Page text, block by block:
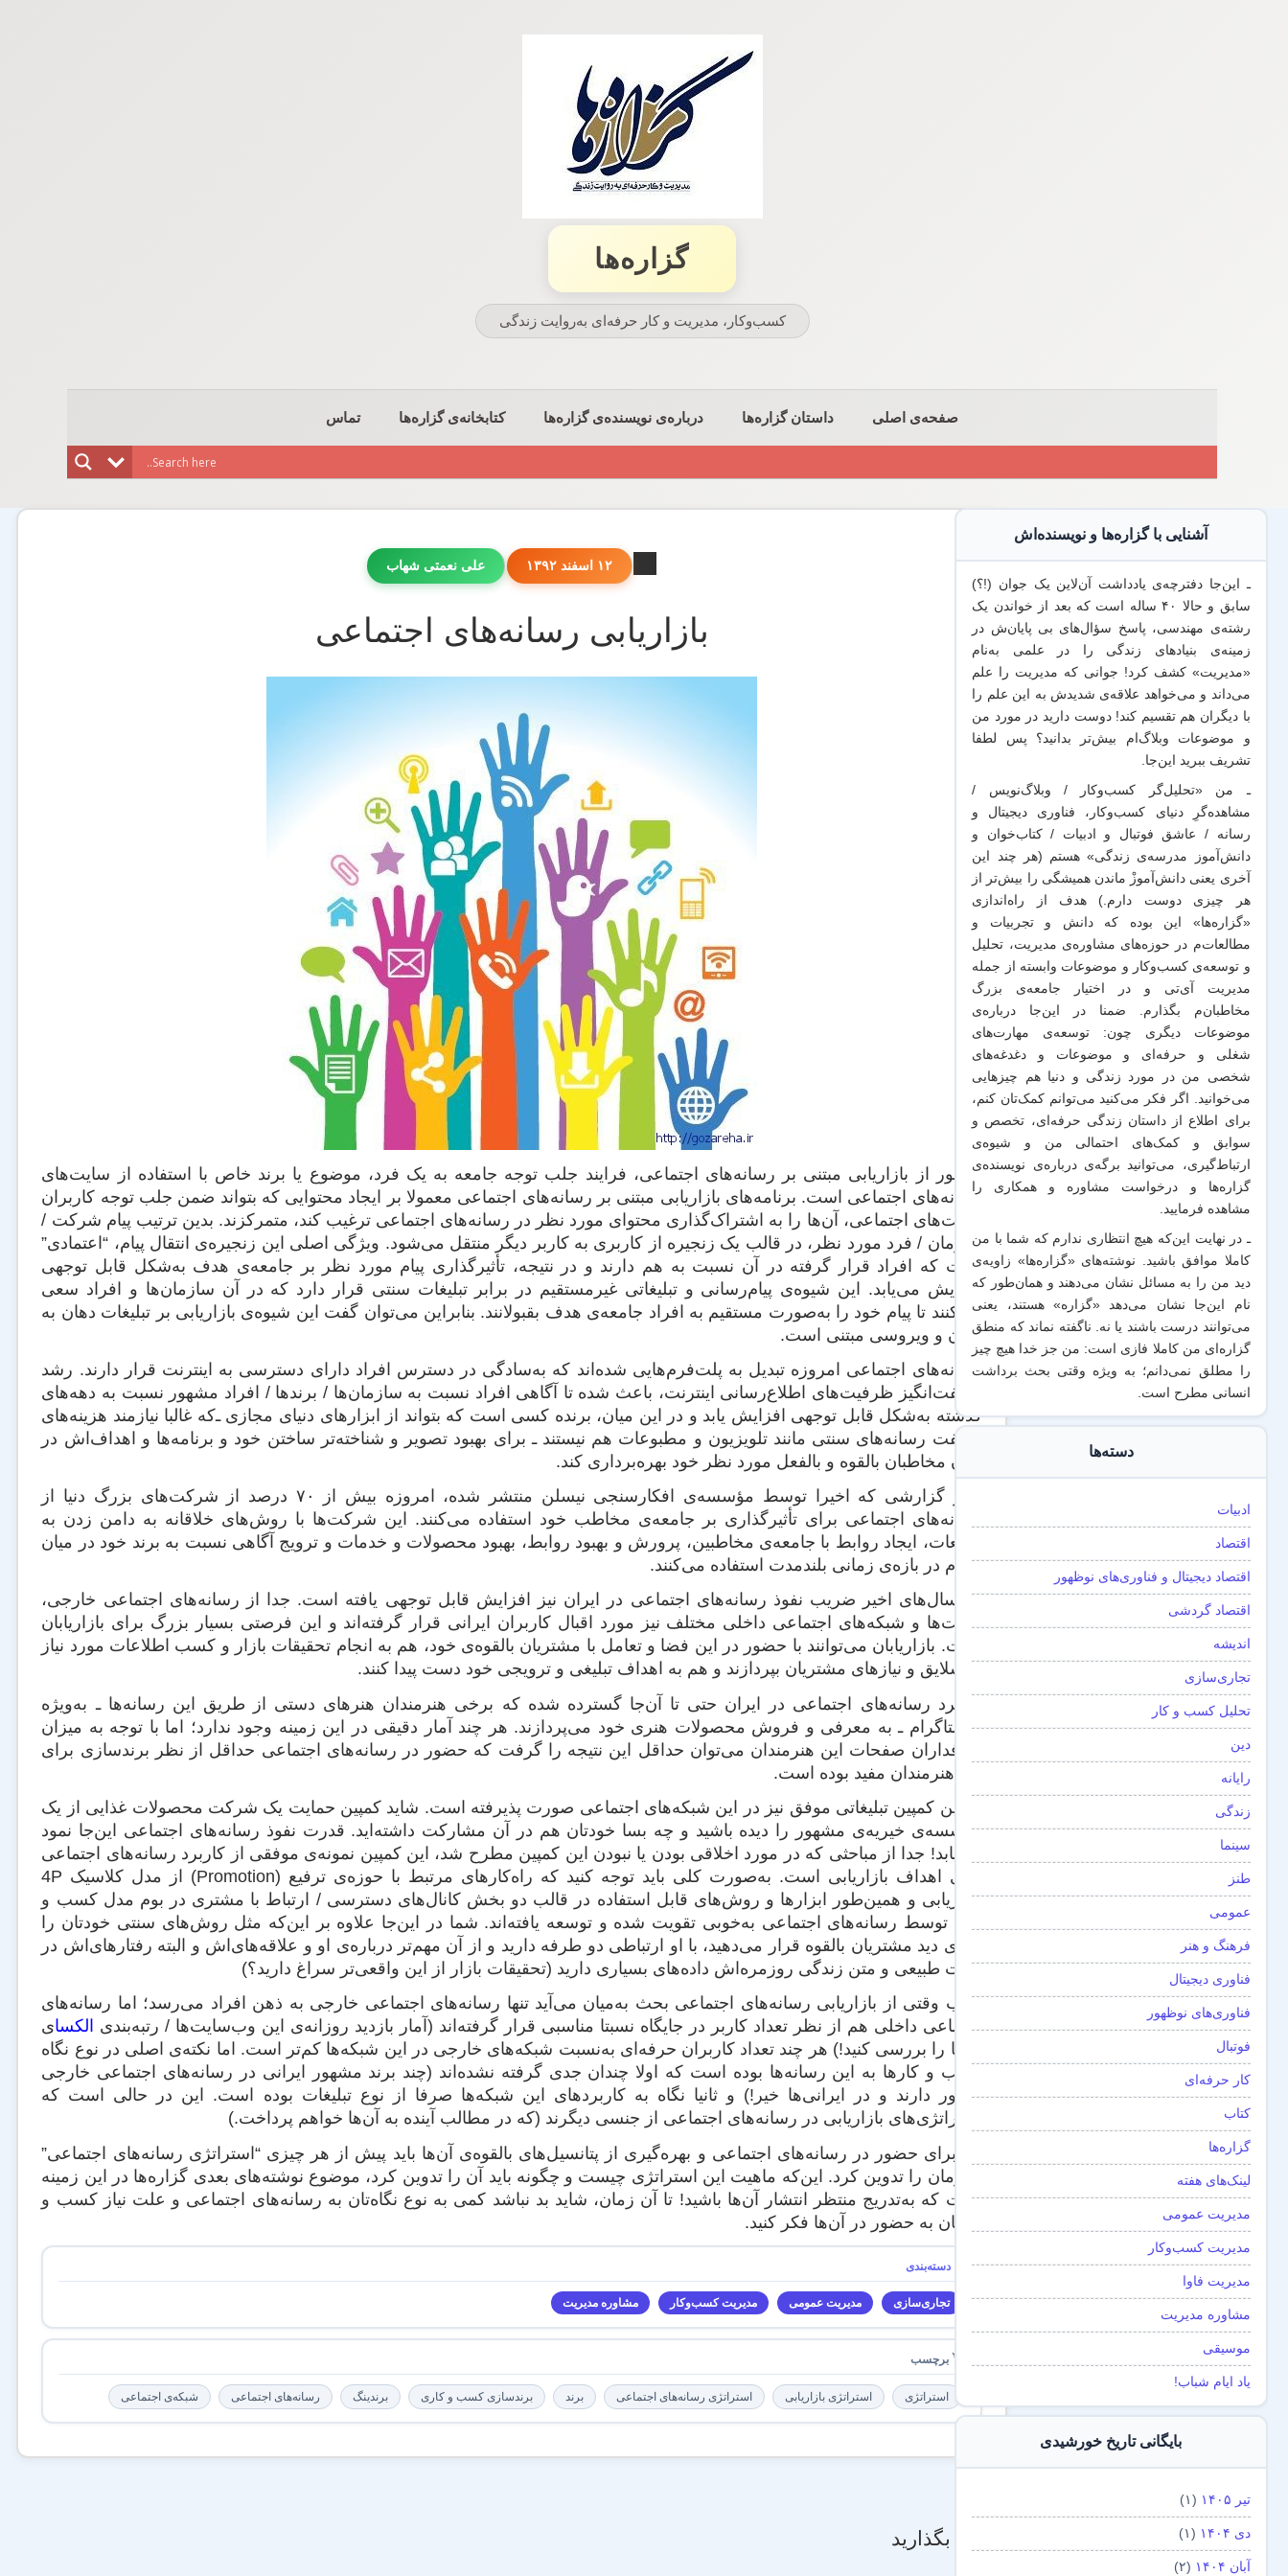
گزاره‌ها
کسب‌وکار، مدیریت و كار حرفه‌ای به‌روایت زندگی
صفحه‌ی اصلی داستان گزاره‌ها درباره‌ی نویسنده‌ی گزاره‌ها کتابخانه‌ی گزاره‌ها تماس
۱۲ اسفند ۱۳۹۲ علی نعمتی شهاب
بازاریابی رسانه‌های اجتماعی
منظور از بازاریابی مبتنی بر رسانه‌های اجتماعی، فرایند جلب توجه جامعه به یک فرد، موضوع یا برند خاص با استفاده از سایت‌های
رسانه‌های اجتماعی است. برنامه‌های بازاریابی مبتنی بر رسانه‌های اجتماعی معمولا بر ایجاد محتوایی که بتواند ضمن جلب توجه کاربران
سایت‌های اجتماعی، آن‌ها را به اشتراک‌گذاری محتوای مورد نظر در رسانه‌های اجتماعی ترغیب کند، متمرکزند. بدین ترتیب پیام شرکت /
سازمان / فرد مورد نظر، در قالب یک زنجیره‌ از کاربری به کاربر دیگر منتقل می‌شود. ویژگی اصلی این زنجیره‌ی انتقال پیام، “اعتمادی”
است که افراد قرار گرفته در آن نسبت به هم دارند و در نتیجه، تأثیرگذاری پیام مورد نظر بر جامعه‌ی هدف به‌شکل قابل توجهی
افزایش می‌یابد. این شیوه‌ی پیام‌رسانی و تبلیغاتی غیرمستقیم در برابر تبلیغات سنتی قرار دارد که در آن سازمان‌ها و افراد سعی
می‌کنند تا پیام خود را به‌صورت مستقیم به افراد جامعه‌ی هدف بقبولانند. بنابراین می‌توان گفت این شیوه‌ی بازاریابی بر تبلیغات دهان به
دهان و ویروسی مبتنی است.
رسانه‌های اجتماعی امروزه تبدیل به پلت‌فرم‌هایی شده‌اند که به‌سادگی در دسترس افراد دارای دسترسی به اینترنت قرار دارند. رشد
شگفت‌انگیز ظرفیت‌های اطلاع‌رسانی اینترنت، باعث شده تا آگاهی افراد نسبت به سازمان‌ها / برندها / افراد مشهور نسبت به دهه‌های
گذشته به‌شکل قابل توجهی افزایش یابد و در این میان، برنده کسی است که بتواند از ابزارهای دنیای مجازی ـ‌که غالبا نیازمند هزینه‌های
هنگفت رسانه‌های سنتی مانند تلویزیون و مطبوعات هم نیستند ـ برای بهبود تصویر و شناخته‌تر ساختن خود و برنامه‌ها و اهداف‌اش در
میان مخاطبان بالقوه و بالفعل مورد نظر خود بهره‌برداری کند.
بنابر گزارشی که اخیرا توسط مؤسسه‌ی افکارسنجی نیسلن منتشر شده، امروزه بیش از ۷۰ درصد از شرکت‌های بزرگ دنیا از
رسانه‌های اجتماعی برای تأثیرگذاری بر جامعه‌‌ی مخاطب خود استفاده می‌کنند. این شرکت‌ها با روش‌های خلاقانه به دامن زدن به
شایعات، ایجاد روابط با جامعه‌ی مخاطبین، پرورش و بهبود روابط، بهبود محصولات و خدمات و ترویج آگاهی نسبت به برند خود در میان
مردم در بازه‌ی زمانی بلندمدت استفاده می‌کنند.
در سال‌های اخیر ضریب نفوذ رسانه‌های اجتماعی در ایران نیز افزایش قابل توجهی یافته است. جدا از رسانه‌های اجتماعی خارجی،
سایت‌ها و شبکه‌های اجتماعی داخلی مختلف نیز مورد اقبال کاربران ایرانی قرار گرفته‌اند و این فرصتی بسیار بزرگ برای بازاریابان
است. بازاریابان می‌توانند با حضور در این فضا و تعامل با مشتریان بالقوه‌ی خود، هم به انجام تحقیقات بازار و کسب اطلاعات مورد نیاز
از سلایق و نیازهای مشتریان بپردازند و هم به اهداف تبلیغی و ترویجی خود دست پیدا کنند.
کاربرد رسانه‌های اجتماعی در ایران حتی تا آن‌جا گسترده شده که برخی هنرمندان هنرهای دستی از طریق این رسانه‌ها ـ به‌ویژه
اینستاگرام ـ به معرفی و فروش محصولات هنری خود می‌پردازند. هر چند آمار دقیقی در این زمینه وجود ندارد؛ اما با توجه به میزان
طرفداران صفحات این هنرمندان می‌توان حداقل این نتیجه را گرفت که حضور در رسانه‌های اجتماعی حداقل از نظر برندسازی برای
این هنرمندان مفید بوده است.
چندین کمپین‌ تبلیغاتی موفق نیز در این شبکه‌های اجتماعی صورت پذیرفته است. شاید کمپین حمایت یک شرکت محصولات غذایی از یک
مؤسسه‌ی خیریه‌ی مشهور را دیده باشید و چه بسا خودتان هم در آن مشارکت داشته‌اید. قدرت نفوذ رسانه‌های اجتماعی این‌جا نمود
می‌یابد! جدا از مباحثی که در مورد اخلاقی بودن یا نبودن این کمپین مطرح شد، این کمپین نمونه‌ی موفقی از کاربرد رسانه‌های اجتماعی
برای اهداف بازاریابی است. به‌صورت کلی باید توجه کنید که راه‌کارهای مرتبط با حوزه‌ی ترفیع (Promotion) از مدل کلاسیک 4P
بازاریابی و همین‌طور ابزارها و روش‌های قابل استفاده در قالب دو بخش کانال‌های دسترسی / ارتباط با مشتری در بوم مدل کسب و
کار، توسط رسانه‌های اجتماعی به‌خوبی تقویت شده و توسعه یافته‌اند. شما در این‌جا علاوه بر این‌که مثل روش‌های سنتی خودتان را
جلوی دید مشتریان بالقوه قرار می‌دهید، با او ارتباطی دو طرفه دارید و از آن مهم‌تر درباره‌ی او و علاقه‌های‌اش و البته رفتارهای‌اش در
حالت طبیعی و متن زندگی‌ روزمره‌اش داده‌های بسیاری دارید (تحقیقات بازار از این واقعی‌تر سراغ دارید؟)
اغلب وقتی از بازاریابی رسانه‌های اجتماعی بحث به‌میان می‌آید تنها رسانه‌های اجتماعی خارجی به ذهن افراد می‌رسد؛ اما رسانه‌های
اجتماعی داخلی هم از نظر تعداد کاربر در جایگاه نسبتا مناسبی قرار گرفته‌اند (آمار بازدید روزانه‌ی این وب‌سایت‌ها / رتبه‌بندی
الکسای
آن‌ها را بررسی کنید!) هر چند تعداد کاربران حرفه‌ای به‌نسبت شبکه‌های خارجی در این شبکه‌ها کم‌تر است. اما نکته‌ی اصلی در نوع نگاه
کسب و کارها به این رسانه‌ها بوده است که اولا چندان جدی گرفته نشده‌اند (چند برند مشهور ایرانی در رسانه‌های اجتماعی خارجی
حضور دارند و در ایرانی‌ها خیر!) و ثانیا نگاه به کاربردهای این شبکه‌ها صرفا از نوع تبلیغات بوده است. این در حالی است که
استراتژی‌های بازاریابی در رسانه‌های اجتماعی از جنسی دیگرند (که در مطالب آینده به آن‌ها خواهم پرداخت.)
اما برای حضور در رسانه‌های اجتماعی و بهره‌گیری از پتانسیل‌های بالقوه‌ی آن‌ها باید پیش از هر چیزی “استراتژی رسانه‌های اجتماعی”
سازمان را تدوین کرد. این‌که ماهیت این استراتژی چیست و چگونه باید آن را تدوین کرد، موضوع نوشته‌های بعدی گزاره‌ها در این زمینه
است که به‌تدریج منتظر انتشار آن‌ها باشید! تا آن زمان، شاید بد نباشد کمی به نوع نگاه‌تان به رسانه‌های اجتماعی و علت نیاز کسب و
کارتان به حضور در آن‌ها فکر کنید.
تجاری‌سازی مدیریت عمومی مدیریت کسب‌و‌کار مشاوره مدیریت
استراتژی استراتژی بازاریابی استراتژی رسانه‌های اجتماعی برند برندسازی کسب و کاری برندینگ رسانه‌های اجتماعی شبکه‌ی اجتماعی
دیدگاه بگذارید
آشنایی با گزاره‌ها و نویسنده‌اش
ـ این‌جا دفترچه‌ی یادداشت‌ آن‌لاین یک جوان (!؟)
سابق و حالا ۴۰ ساله است که بعد از خواندن یک
رشته‌ی مهندسی، پاسخ سؤال‌های بی پایان‌ش در
زمینه‌ی بنیادهای زندگی را در علمی به‌نام
«مدیریت» کشف کرد! جوانی که مدیریت را علم
می‌داند و می‌خواهد علاقه‌ی شدیدش به این علم را
بادیگران همتقسیم کند! دوست دارید در مورد من
و موضوعات وبلاگ‌ام بیش‌تر بدانید؟ پس لطفا
تشریف ببرید این‌جا.
ـ من «تحلیل‌گر کسب‌وکار / وبلاگ‌نویس /
مشاهده‌گرِ دنیای کسب‌وکار، فناوری دیجیتال و
رسانه / عاشق فوتبال و ادبیات / کتاب‌خوان و
دانش‌آموز مدرسه‌ی زندگی» هستم (هر چند این
آخری یعنی دانش‌آموزْ ماندن همیشگی را بیش‌تر از
هر چیزی دوست دارم.) هدف از راه‌اندازی
«گزاره‌ها» این بوده که دانش و تجربیات‌ و
مطالعات‌م در حوزه‌های مشاوره‌ی مدیریت، تحلیل
و توسعه‌ی کسب‌وکار و موضوعات وابسته از جمله
مدیریت آی‌تی و در اختیار جامعه‌ی بزرگ
مخاطبان‌م بگذارم. ضمنا در این‌جا درباره‌ی
موضوعات دیگری چون: توسعه‌ی مهارت‌های
شغلی و حرفه‌ای و موضوعات و دغدغه‌های
شخصی من در مورد زندگی و دنیا هم چیزهایی
می‌خوانید. اگر فکر می‌کنید می‌توانم کمک‌تان کنم،
برای اطلاع از داستان زندگی حرفه‌ای، تخصص و
سوابق و کمک‌های احتمالی من و شیو‌ه‌ی
ارتباط‌گیری، می‌توانید برگه‌یدرباره‌ی نویسنده‌ی
گزاره‌ها و درخواست مشاوره و همکاری را
مشاهده فرمایید.
ـ در نهایت این‌که هیچ انتظاری ندارم که شما با من
کاملا موافق باشید. نوشته‌های «گزاره‌ها» زاویه‌ی
دید من را به مسائل نشان می‌دهند و همان‌طور که
نام این‌جا نشان می‌دهد «گزاره‌» هستند، یعنی
می‌توانند درست باشند یا نه. ناگفته نماند که منطق
گزاره‌ای من کاملا فازی است: من جز خدا هیچ چیز
را مطلق نمی‌دانم؛ به ویژه وقتی بحث برداشت
انسانی مطرح است.
دسته‌ها
ادبیات
اقتصاد
اقتصاد دیجیتال و فناوری‌های نوظهور
اقتصاد گردشی
اندیشه
تجاری‌سازی
تحلیل کسب و کار
دین
رایانه
زندگی
سینما
طنز
عمومی
فرهنگ و هنر
فناوری دیجیتال
فناوری‌های نوظهور
فوتبال
کار حرفه‌ای
کتاب
گزاره‌ها
لینک‌های هفته
مدیریت عمومی
مدیریت کسب‌و‌کار
مدیریت فاوا
مشاوره مدیریت
موسیقی
یاد ایام شباب!
بایگانی تاریخ خورشیدی
تیر ۱۴۰۵ (۱)
دی ۱۴۰۴ (۱)
آبان ۱۴۰۴ (۲)